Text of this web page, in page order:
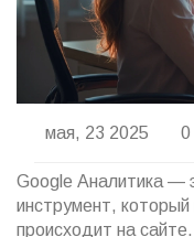
мая, 23 2025 0
Google Аналитика —
инструмент, который
происходит на